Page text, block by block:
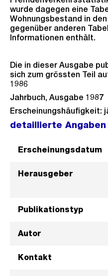
wurde dagegen eine
Wohnungsbestand in
gegenüber anderen
Informationen enthält.
Die in dieser Ausgabe
sich zum grössten Teil
1986
Jahrbuch, Ausgabe 1987
Erscheinungshäufigkeit:
detaillierte Angaben
Erscheinungsdatum
Herausgeber
Publikationstyp
Autor
Kontakt